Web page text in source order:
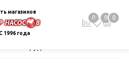
магазинов
С 1996 года
0 0 0